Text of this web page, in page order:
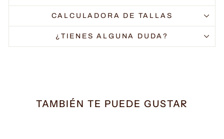
CALCULADORA DE TALLAS
¿TIENES ALGUNA DUDA?
TAMBIÉN TE PUEDE GUSTAR